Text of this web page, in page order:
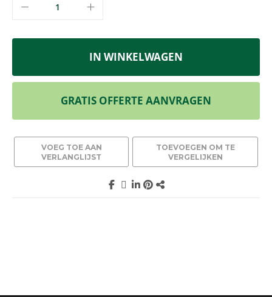
IN WINKELWAGEN
GRATIS OFFERTE AANVRAGEN
VOEG TOE AAN
VERLANGLIJST
TOEVOEGEN OM TE
VERGELIJKEN